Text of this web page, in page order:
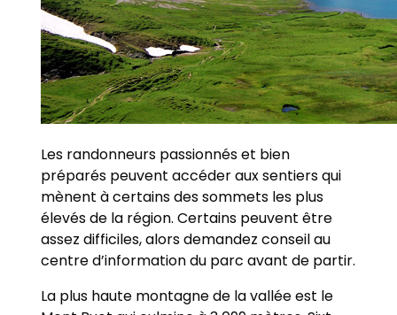
Les randonneurs passionnés et bien
préparés peuvent accéder aux sentiers qui
mènent à certains des sommets les plus
élevés de la région. Certains peuvent être
assez difficiles, alors demandez conseil au
centre d’information du parc avant de partir.
La plus haute montagne de la vallée est le